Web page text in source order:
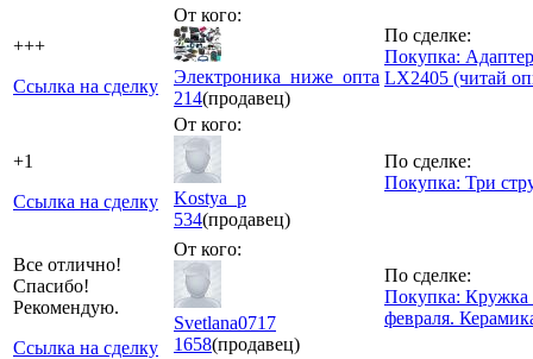
+++
Ссылка на сделку
От кого:
Электроника_ниже_опта
214(продавец)
По сделке:
Покупка:
LX2405 (читай
+1
Ссылка на сделку
От кого:
Kostya_p
534(продавец)
По сделке:
Покупка: Три
Все отлично!
Спасибо!
Рекомендую.
Ссылка на сделку
От кого:
Svetlana0717
1658(продавец)
По сделке:
Покупка: Кружка
февраля.